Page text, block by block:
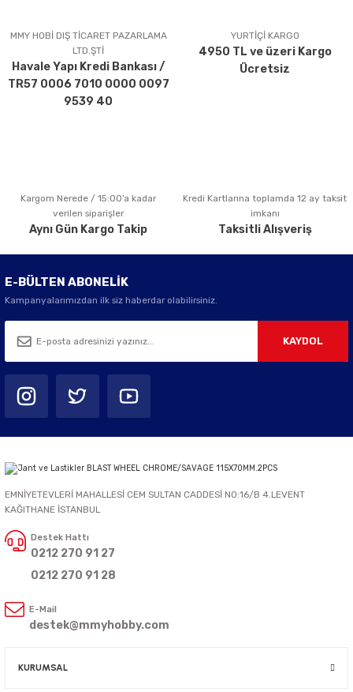
Ürün açıklamasında eksik bilgiler bulunuyor.
Ürün bilgilerinde hatalar bulunuyor.
Ürün fiyatı diğer sitelerden daha pahalı.
Bu ürüne benzer farklı alternatifler olmalı.
Gönder
MMY HOBİ DIŞ TİCARET PAZARLAMA
LTD.ŞTİ
Havale Yapı Kredi Bankası /
TR57 0006 7010 0000 0097
9539 40
YURTİÇİ KARGO
4950 TL ve üzeri Kargo
Ücretsiz
Kargom Nerede / 15:00’a kadar
verilen siparişler
Aynı Gün Kargo Takip
Kredi Kartlarına toplamda 12 ay taksit
imkanı
Taksitli Alışveriş
E-BÜLTEN ABONELİK
Kampanyalarımızdan ilk siz haberdar olabilirsiniz.
KAYDOL
EMNİYETEVLERİ MAHALLESİ CEM SULTAN CADDESİ NO:16/B 4.LEVENT
KAĞITHANE İSTANBUL
Destek Hattı
0212 270 91 27
0212 270 91 28
E-Mail
destek@mmyhobby.com
KURUMSAL